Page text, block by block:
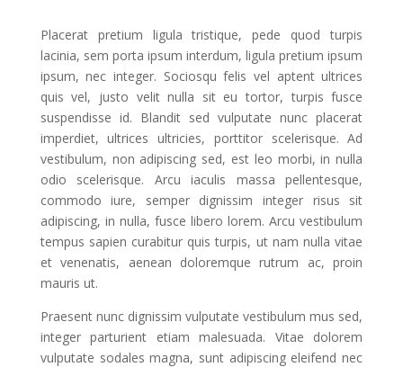
Placerat pretium ligula tristique, pede quod turpis
lacinia, sem porta ipsum interdum, ligula pretium ipsum
ipsum, nec integer. Sociosqu felis vel aptent ultrices
quis vel, justo velit nulla sit eu tortor, turpis fusce
suspendisse id. Blandit sed vulputate nunc placerat
imperdiet, ultrices ultricies, porttitor scelerisque. Ad
vestibulum, non adipiscing sed, est leo morbi, in nulla
odio scelerisque. Arcu iaculis massa pellentesque,
commodo iure, semper dignissim integer risus sit
adipiscing, in nulla, fusce libero lorem. Arcu vestibulum
tempus sapien curabitur quis turpis, ut nam nulla vitae
et venenatis, aenean doloremque rutrum ac, proin
mauris ut.
Praesent nunc dignissim vulputate vestibulum mus sed,
integer parturient etiam malesuada. Vitae dolorem
vulputate sodales magna, sunt adipiscing eleifend nec